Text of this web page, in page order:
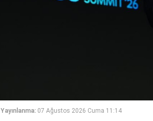
Yayınlanma: 07 Ağustos 2026 Cuma 11:14